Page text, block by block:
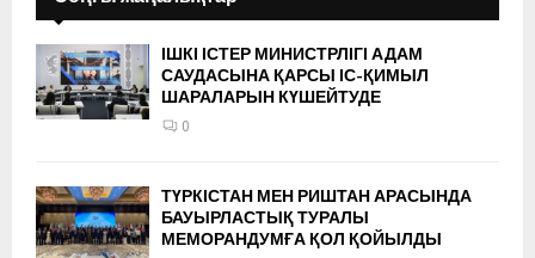
ІШКІ ІСТЕР МИНИСТРЛІГІ АДАМ
САУДАСЫНА ҚАРСЫ ІС-ҚИМЫЛ
ШАРАЛАРЫН КҮШЕЙТУДЕ
0
ТҮРКІСТАН МЕН РИШТАН АРАСЫНДА
БАУЫРЛАСТЫҚ ТУРАЛЫ
МЕМОРАНДУМҒА ҚОЛ ҚОЙЫЛДЫ